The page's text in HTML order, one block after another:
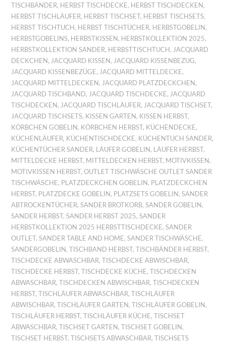
TISCHBÄNDER, HERBST TISCHDECKE, HERBST TISCHDECKEN ,
HERBST TISCHLÄUFER, HERBST TISCHSET, HERBST TISCHSETS,
HERBST TISCHTUCH , HERBST TISCHTÜCHER, HERBSTGOBELIN ,
HERBSTGOBELINS, HERBSTKISSEN , HERBSTKOLLEKTION 2025,
HERBSTKOLLEKTION SANDER, HERBSTTISCHTUCH ,JACQUARD
DECKCHEN ,JACQUARD KISSEN ,JACQUARD KISSENBEZUG,
JACQUARD KISSENBEZÜGE,JACQUARD MITTELDECKE,
JACQUARD MITTELDECKEN ,JACQUARD PLATZDECKCHEN ,
JACQUARD TISCHBAND,JACQUARD TISCHDECKE,JACQUARD
TISCHDECKEN ,JACQUARD TISCHLÄUFER,JACQUARD TISCHSET,
JACQUARD TISCHSETS, KISSEN GARTEN , KISSEN HERBST,
KÖRBCHEN GOBELIN , KÖRBCHEN HERBST, KÜCHENDECKE,
KÜCHENLÄUFER, KÜCHENTISCHDECKE, KÜCHENTUCH SANDER,
KÜCHENTÜCHER SANDER, LÄUFER GOBELIN , LÄUFER HERBST,
MITTELDECKE HERBST, MITTELDECKEN HERBST, MOTIVKISSEN ,
MOTIVKISSEN HERBST,OUTLET TISCHWÄSCHE OUTLET SANDER
TISCHWÄSCHE, PLATZDECKCHEN GOBELIN , PLATZDECKCHEN
HERBST, PLATZDECKE GOBELIN , PLATZSETS GOBELIN ,SANDER
ABTROCKENTÜCHER,SANDER BROTKORB,SANDER GOBELIN ,
SANDER HERBST,SANDER HERBST 2025,SANDER
HERBSTKOLLEKTION 2025 HERBSTTISCHDECKE,SANDER
OUTLET,SANDER TABLE AND HOME,SANDER TISCHWÄSCHE,
SANDERGOBELIN ,TISCHBAND HERBST,TISCHBÄNDER HERBST,
TISCHDECKE ABWASCHBAR,TISCHDECKE ABWISCHBAR,
TISCHDECKE HERBST,TISCHDECKE KÜCHE,TISCHDECKEN
ABWASCHBAR,TISCHDECKEN ABWISCHBAR,TISCHDECKEN
HERBST,TISCHLÄUFER ABWASCHBAR,TISCHLÄUFER
ABWISCHBAR,TISCHLÄUFER GARTEN ,TISCHLÄUFER GOBELIN ,
TISCHLÄUFER HERBST,TISCHLÄUFER KÜCHE,TISCHSET
ABWASCHBAR,TISCHSET GARTEN ,TISCHSET GOBELIN ,
TISCHSET HERBST,TISCHSETS ABWASCHBAR,TISCHSETS